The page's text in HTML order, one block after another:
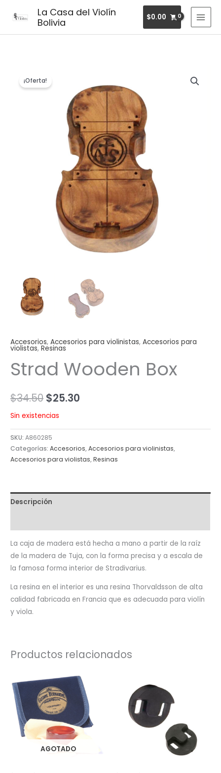
La Casa del Violín
Bolivia
$0.00
¡Oferta!
Accesorios,Accesorios para violinistas,Accesorios para
violistas,Resinas
Strad Wooden Box
$34.50
precio
original
$34.50.
$25.30
precio
actual
es:
$25.30.
Sin existencias
SKU:A860285
Categorías:Accesorios,Accesorios para violinistas,
Accesorios para violistas,Resinas
Descripción
La caja de madera está hecha a mano a partir de la raíz
de la madera de Tuja, con la forma precisa y a escala de
la famosa forma interior de Stradivarius.
La resina en el interior es una resina Thorvaldsson de alta
calidad fabricada en Francia que es adecuada para violín
y viola.
Productos relacionados
AGOTADO